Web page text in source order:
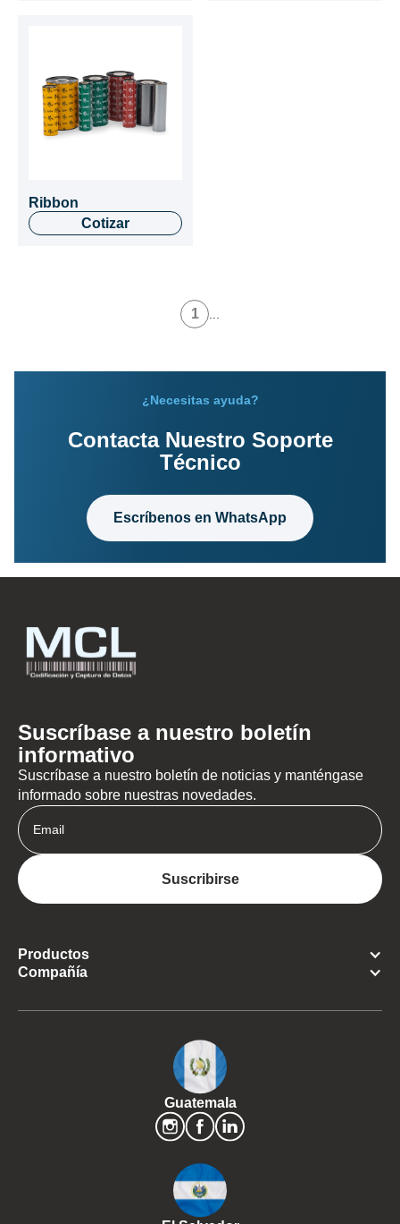
Ribbon
Cotizar
1
¿Necesitas ayuda?
Contacta Nuestro Soporte
Técnico
Escríbenos en WhatsApp
Suscríbase a nuestro boletín
informativo
Suscríbase a nuestro boletín de noticias y manténgase
informado sobre nuestras novedades.
Productos
Compañía
Guatemala